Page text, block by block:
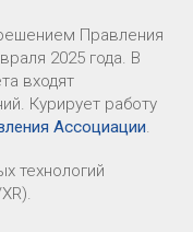
Правления
2025 года. В
входят
Курирует работу
Ассоциации.
технологий